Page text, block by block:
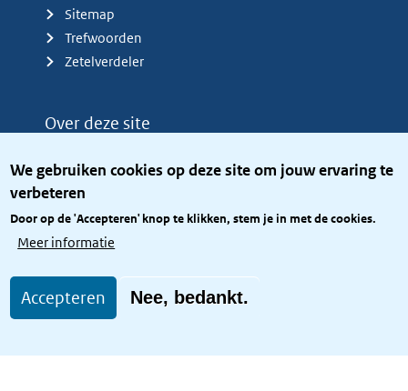
We gebruiken cookies op deze site om jouw ervaring te
verbeteren
Door op de 'Accepteren' knop te klikken, stem je in met de cookies.
Meer informatie
Accepteren Nee, bedankt.
Sitemap
Trefwoorden
Zetelverdeler
Over deze site
Privacy
Toegang site openbaar
Toegankelijkheid